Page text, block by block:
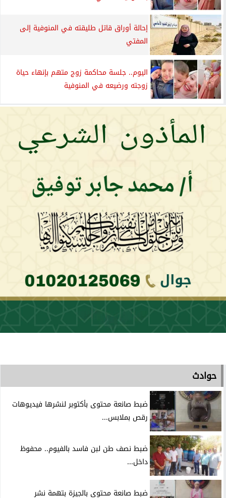
إحالة أوراق قاتل طليقته في المنوفية إلى
المفتي
اليوم.. جلسة محاكمة زوج متهم بإنهاء حياة
زوجته ورضيعه في المنوفية
حوادث
ضبط صانعة محتوى بأكتوبر لنشرها فيديوهات
رقص بملابس...
ضبط نصف طن لبن فاسد بالفيوم.. محفوظ
داخل...
ضبط صانعة محتوى بالجيزة بتهمة نشر